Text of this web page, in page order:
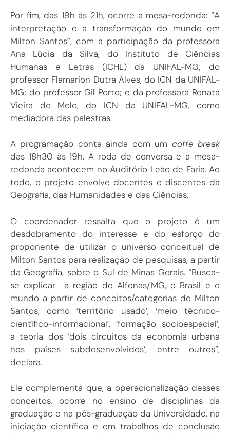
Por fim, das 19h às 21h, ocorre a mesa-redonda: “A
interpretação e a transformação do mundo em
Milton Santos”, com a participação da professora
Ana Lúcia da Silva, do Instituto de Ciências
Humanas e Letras (ICHL) da UNIFAL-MG; do
professor Flamarion Dutra Alves, do ICN da UNIFAL-
MG; do professor Gil Porto; e da professora Renata
Vieira de Melo, do ICN da UNIFAL-MG, como
mediadora das palestras.
A programação conta ainda com um coffe break
das 18h30 às 19h. A roda de conversa e a mesa-
redonda acontecem no Auditório Leão de Faria. Ao
todo, o projeto envolve docentes e discentes da
Geografia, das Humanidades e das Ciências.
O coordenador ressalta que o projeto é um
desdobramento do interesse e do esforço do
proponente de utilizar o universo conceitual de
Milton Santos para realização de pesquisas, a partir
da Geografia, sobre o Sul de Minas Gerais. “Busca-
se explicar a região de Alfenas/MG, o Brasil e o
mundo a partir de conceitos/categorias de Milton
Santos, como ‘território usado’, ‘meio técnico-
científico-informacional’, ‘formação socioespacial’,
a teoria dos ‘dois circuitos da economia urbana
nos países subdesenvolvidos’, entre outros”,
declara.
Ele complementa que, a operacionalização desses
conceitos, ocorre no ensino de disciplinas da
graduação e na pós-graduação da Universidade, na
iniciação científica e em trabalhos de conclusão